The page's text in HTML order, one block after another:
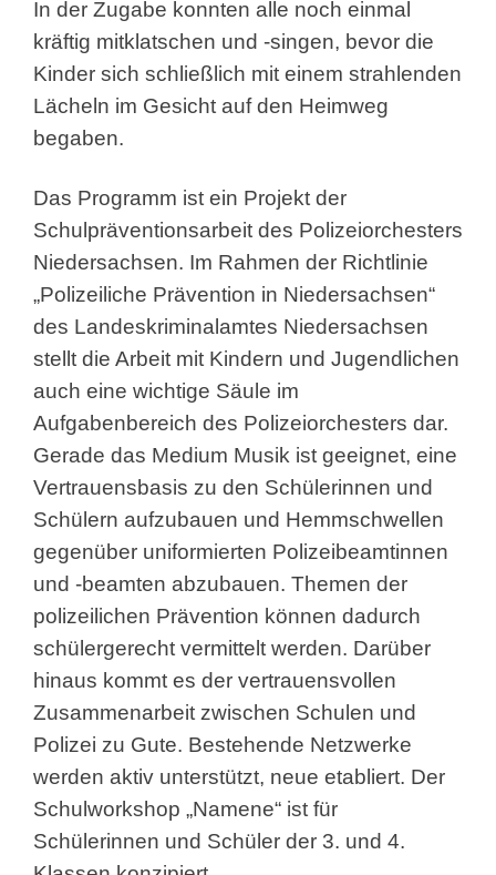
In der Zugabe konnten alle noch einmal
kräftig mitklatschen und -singen, bevor die
Kinder sich schließlich mit einem strahlenden
Lächeln im Gesicht auf den Heimweg
begaben.
Das Programm ist ein Projekt der
Schulpräventionsarbeit des Polizeiorchesters
Niedersachsen. Im Rahmen der Richtlinie
„Polizeiliche Prävention in Niedersachsen“
des Landeskriminalamtes Niedersachsen
stellt die Arbeit mit Kindern und Jugendlichen
auch eine wichtige Säule im
Aufgabenbereich des Polizeiorchesters dar.
Gerade das Medium Musik ist geeignet, eine
Vertrauensbasis zu den Schülerinnen und
Schülern aufzubauen und Hemmschwellen
gegenüber uniformierten Polizeibeamtinnen
und -beamten abzubauen. Themen der
polizeilichen Prävention können dadurch
schülergerecht vermittelt werden. Darüber
hinaus kommt es der vertrauensvollen
Zusammenarbeit zwischen Schulen und
Polizei zu Gute. Bestehende Netzwerke
werden aktiv unterstützt, neue etabliert. Der
Schulworkshop „Namene“ ist für
Schülerinnen und Schüler der 3. und 4.